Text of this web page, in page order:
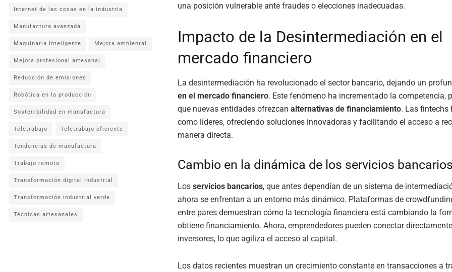
una posición vulnerable ante fraudes o elecciones inadecuadas.
Impacto de la Desintermediación en el
mercado financiero
La desintermediación ha revolucionado el sector bancario, dejando un
en el mercado financiero. Este fenómeno ha incrementado la competencia,
que nuevas entidades ofrezcan alternativas de financiamiento. Las fintechs
como líderes, ofreciendo soluciones innovadoras y facilitando el acceso a
manera directa.
Cambio en la dinámica de los servicios bancarios
Los servicios bancarios, que antes dependían de un sistema de
ahora se enfrentan a un entorno más dinámico. Plataformas de
entre pares demuestran cómo la tecnología financiera está cambiando la
obtiene financiamiento. Ahora, emprendedores pueden conectar
inversores, lo que agiliza el acceso al capital.
Los datos recientes muestran un crecimiento constante en transacciones a
Internet de las cosas en la industria
Manufactura avanzada
Maquinaria inteligente Mejora ambiental
Mejora profesional artesanal
Reducción de emisiones
Robótica en la producción
Sostenibilidad en manufactura
Teletrabajo Teletrabajo eficiente
Tendencias de manufactura
Trabajo remoto
Transformación digital industrial
Transformación industrial verde
Técnicas artesanales